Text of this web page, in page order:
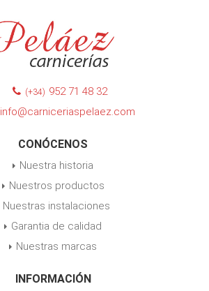
(+34) 952 71 48 32
info@carniceriaspelaez.com
CONÓCENOS
Nuestra historia
Nuestros productos
Nuestras instalaciones
Garantia de calidad
Nuestras marcas
INFORMACIÓN